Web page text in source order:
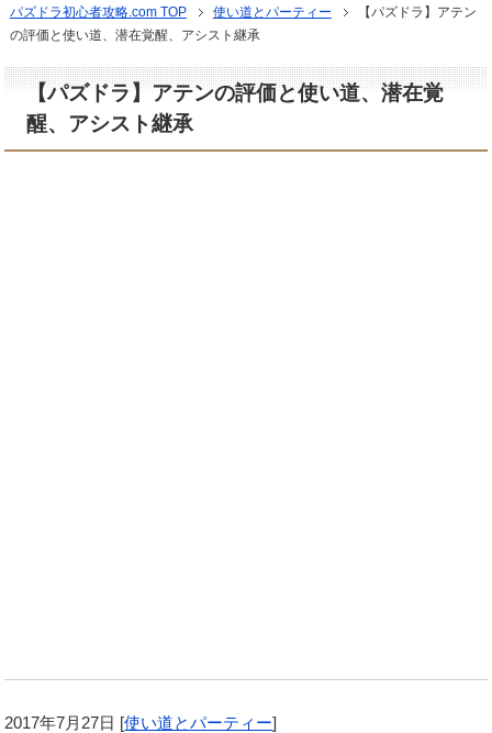
パズドラ初心者攻略.com TOP 使い道とパーティー
【パズドラ】アテン
の評価と使い道、潜在覚醒、アシスト継承
【パズドラ】アテンの評価と使い道、潜在覚
醒、アシスト継承
2017年7月27日 [使い道とパーティー]